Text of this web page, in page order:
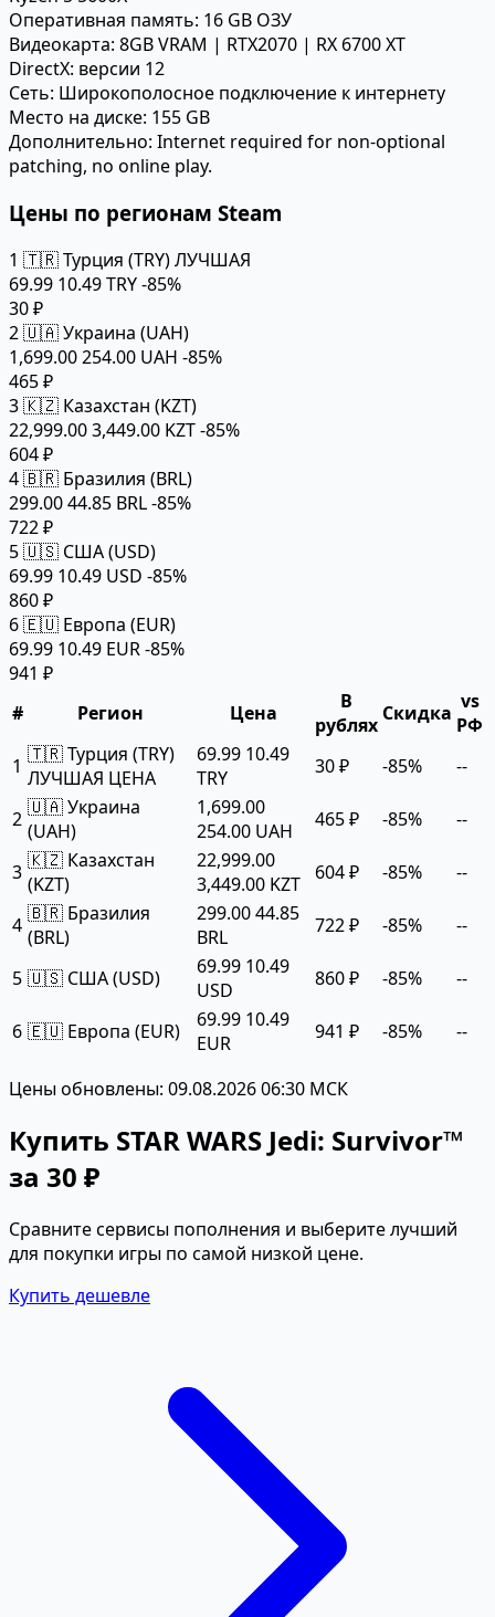
Оперативная память: 16 GB ОЗУ
Видеокарта: 8GB VRAM | RTX2070 | RX 6700 XT
DirectX: версии 12
Сеть: Широкополосное подключение к интернету
Место на диске: 155 GB
Дополнительно: Internet required for non-optional
patching, no online play.
Цены по регионам Steam
1 🇹🇷 Турция (TRY)ЛУЧШАЯ
69.99 10.49 TRY-85%
30 ₽
2🇺🇦 Украина (UAH)
1,699.00254.00 UAH -85%
465 ₽
3🇰🇿 Казахстан (KZT)
22,999.003,449.00 KZT-85%
604 ₽
4🇧🇷 Бразилия (BRL)
299.0044.85 BRL-85%
722 ₽
5🇺🇸 США (USD)
69.99 10.49 USD -85%
860 ₽
6🇪🇺 Европа (EUR)
69.99 10.49 EUR-85%
941 ₽
#
Регион Цена
В
рублях Скидка vs
РФ
1 🇹🇷 Турция (TRY)
ЛУЧШАЯ ЦЕНА
69.99 10.49
TRY
30 ₽ -85% --
2 🇺🇦 Украина
(UAH)
1,699.00
254.00 UAH
465 ₽ -85% --
3 🇰🇿 Казахстан
(KZT)
22,999.00
3,449.00 KZT
604 ₽ -85% --
4 🇧🇷 Бразилия
(BRL)
299.0044.85
BRL
722 ₽ -85% --
5 🇺🇸 США (USD) 69.99 10.49
USD
860 ₽ -85% --
6 🇪🇺 Европа (EUR) 69.99 10.49
EUR
941 ₽ -85% --
Цены обновлены: 09.08.2026 06:30 МСК
Купить STAR WARS Jedi: Survivor™
за 30 ₽
Сравните сервисы пополнения и выберите лучший
для покупки игры по самой низкой цене.
Купить дешевле